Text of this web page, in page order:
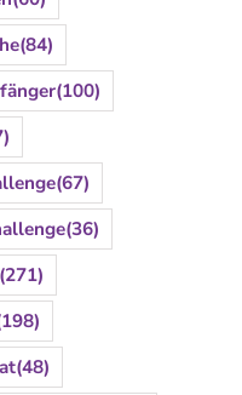
(84)
(100)
(67)
(36)
(271)
(48)